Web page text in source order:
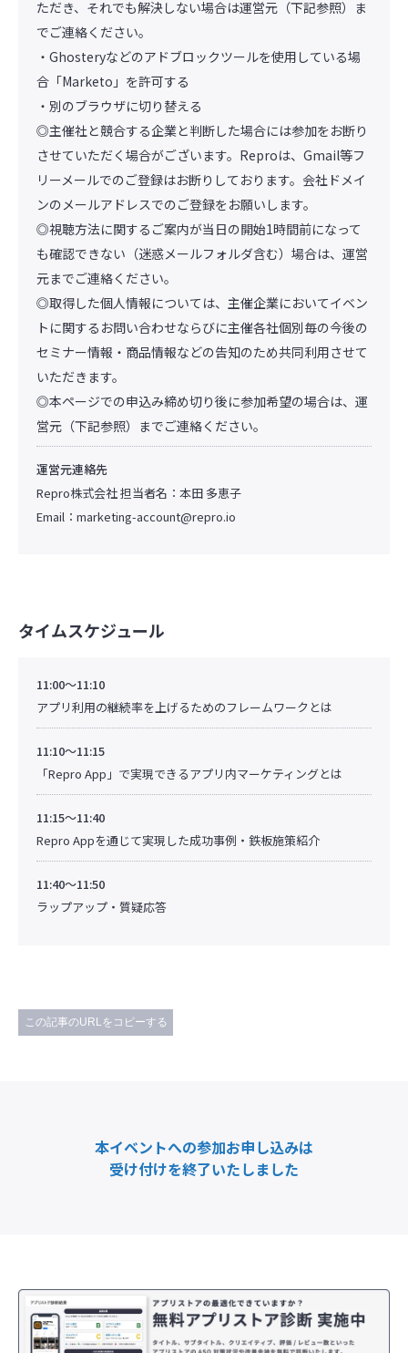
ただき、それでも解決しない場合は運営元（下記参照）ま
でご連絡ください。
・Ghosteryなどのアドブロックツールを使用している場
合「Marketo」を許可する
・別のブラウザに切り替える
◎主催社と競合する企業と判断した場合には参加をお断り
させていただく場合がございます。Reproは、Gmail等フ
リーメールでのご登録はお断りしております。会社ドメイ
ンのメールアドレスでのご登録をお願いします。
◎視聴方法に関するご案内が当日の開始1時間前になって
も確認できない（迷惑メールフォルダ含む）場合は、運営
元までご連絡ください。
◎取得した個人情報については、主催企業においてイベン
トに関するお問い合わせならびに主催各社個別毎の今後の
セミナー情報・商品情報などの告知のため共同利用させて
いただきます。
◎本ページでの申込み締め切り後に参加希望の場合は、運
営元（下記参照）までご連絡ください。
運営元連絡先
Repro株式会社 担当者名：本田 多恵子
Email： marketing-account@repro.io
タイムスケジュール
11:00～11:10
アプリ利用の継続率を上げるためのフレームワークとは
11:10～11:15
「Repro App」で実現できるアプリ内マーケティングとは
11:15～11:40
Repro Appを通じて実現した成功事例・鉄板施策紹介
11:40～11:50
ラップアップ・質疑応答
この記事のURLをコピーする
本イベントへの参加お申し込みは
受け付けを終了いたしました